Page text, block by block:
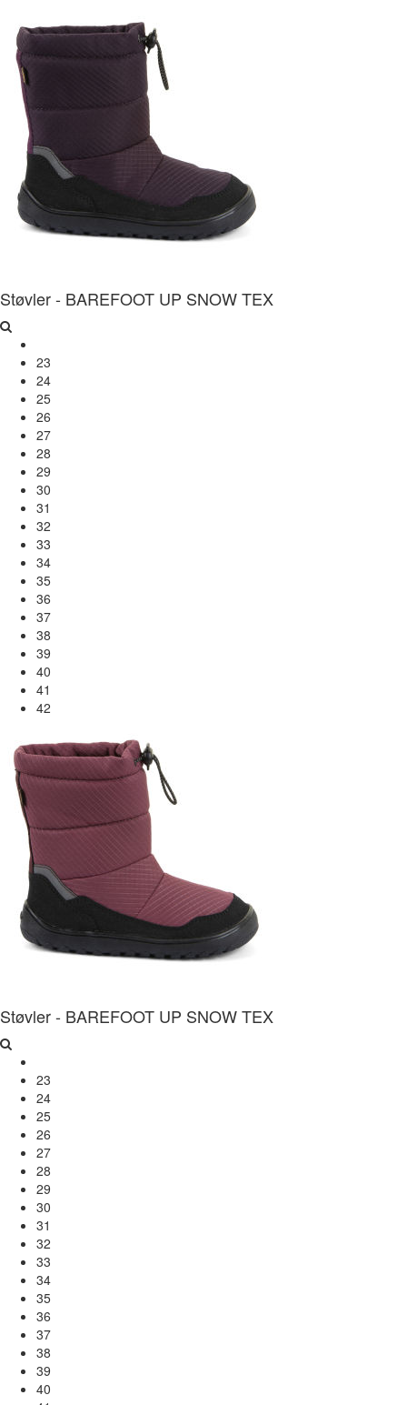
Støvler - BAREFOOT UP SNOW TEX
23
24
25
26
27
28
29
30
31
32
33
34
35
36
37
38
39
40
41
42
Støvler - BAREFOOT UP SNOW TEX
23
24
25
26
27
28
29
30
31
32
33
34
35
36
37
38
39
40